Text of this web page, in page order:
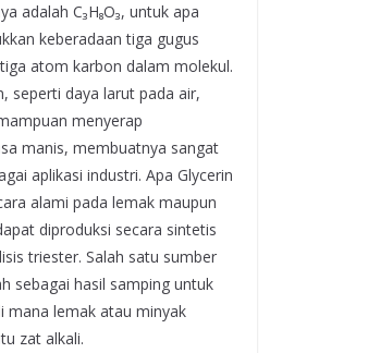
adalah C₃H₈O₃, untuk apa
keberadaan tiga gugus
atom karbon dalam molekul.
seperti daya larut pada air,
menyerap
manis, membuatnya sangat
aplikasi industri. Apa Glycerin
alami pada lemak maupun
diproduksi secara sintetis
triester. Salah satu sumber
sebagai hasil samping untuk
mana lemak atau minyak
zat alkali.